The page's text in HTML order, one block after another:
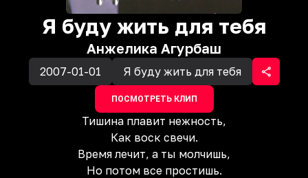
Я буду жить для тебя
Анжелика Агурбаш
2007-01-01 Я буду жить для тебя
ПОСМОТРЕТЬ КЛИП
Тишина плавит нежность,
Как воск свечи.
Время лечит, а ты молчишь,
Но потом все простишь.